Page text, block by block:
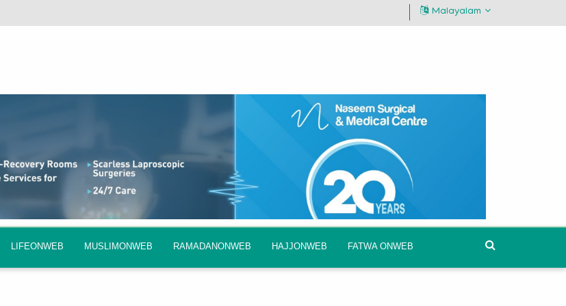
Malayalam
LIFEONWEB MUSLIMONWEB RAMADANONWEB HAJJONWEB FATWA ONWEB